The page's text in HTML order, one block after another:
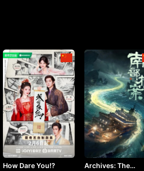
How Dare You!?
Archives: The